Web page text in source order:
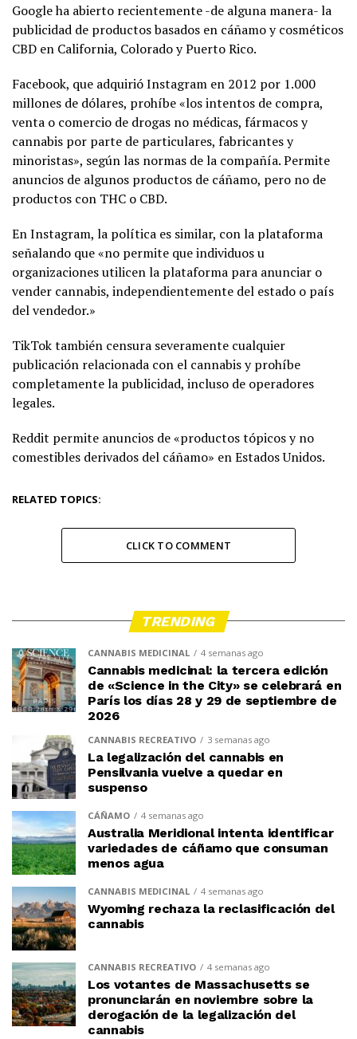
Google ha abierto recientemente -de alguna manera- la
publicidad de productos basados en cáñamo y cosméticos
CBD en California, Colorado y Puerto Rico.
Facebook, que adquirió Instagram en 2012 por 1.000
millones de dólares, prohíbe «los intentos de compra,
venta o comercio de drogas no médicas, fármacos y
cannabis por parte de particulares, fabricantes y
minoristas», según las normas de la compañía. Permite
anuncios de algunos productos de cáñamo, pero no de
productos con THC o CBD.
En Instagram, la política es similar, con la plataforma
señalando que «no permite que individuos u
organizaciones utilicen la plataforma para anunciar o
vender cannabis, independientemente del estado o país
del vendedor.»
TikTok también censura severamente cualquier
publicación relacionada con el cannabis y prohíbe
completamente la publicidad, incluso de operadores
legales.
Reddit permite anuncios de «productos tópicos y no
comestibles derivados del cáñamo» en Estados Unidos.
RELATED TOPICS:
CLICK TO COMMENT
TRENDING
CANNABIS MEDICINAL 4 semanas ago
Cannabis medicinal: la tercera edición
de «Science in the City» se celebrará en
París los días 28 y 29 de septiembre de
2026
CANNABIS RECREATIVO 3 semanas ago
La legalización del cannabis en
Pensilvania vuelve a quedar en
suspenso
CÁÑAMO 4 semanas ago
Australia Meridional intenta identificar
variedades de cáñamo que consuman
menos agua
CANNABIS MEDICINAL 4 semanas ago
Wyoming rechaza la reclasificación del
cannabis
CANNABIS RECREATIVO 4 semanas ago
Los votantes de Massachusetts se
pronunciarán en noviembre sobre la
derogación de la legalización del
cannabis